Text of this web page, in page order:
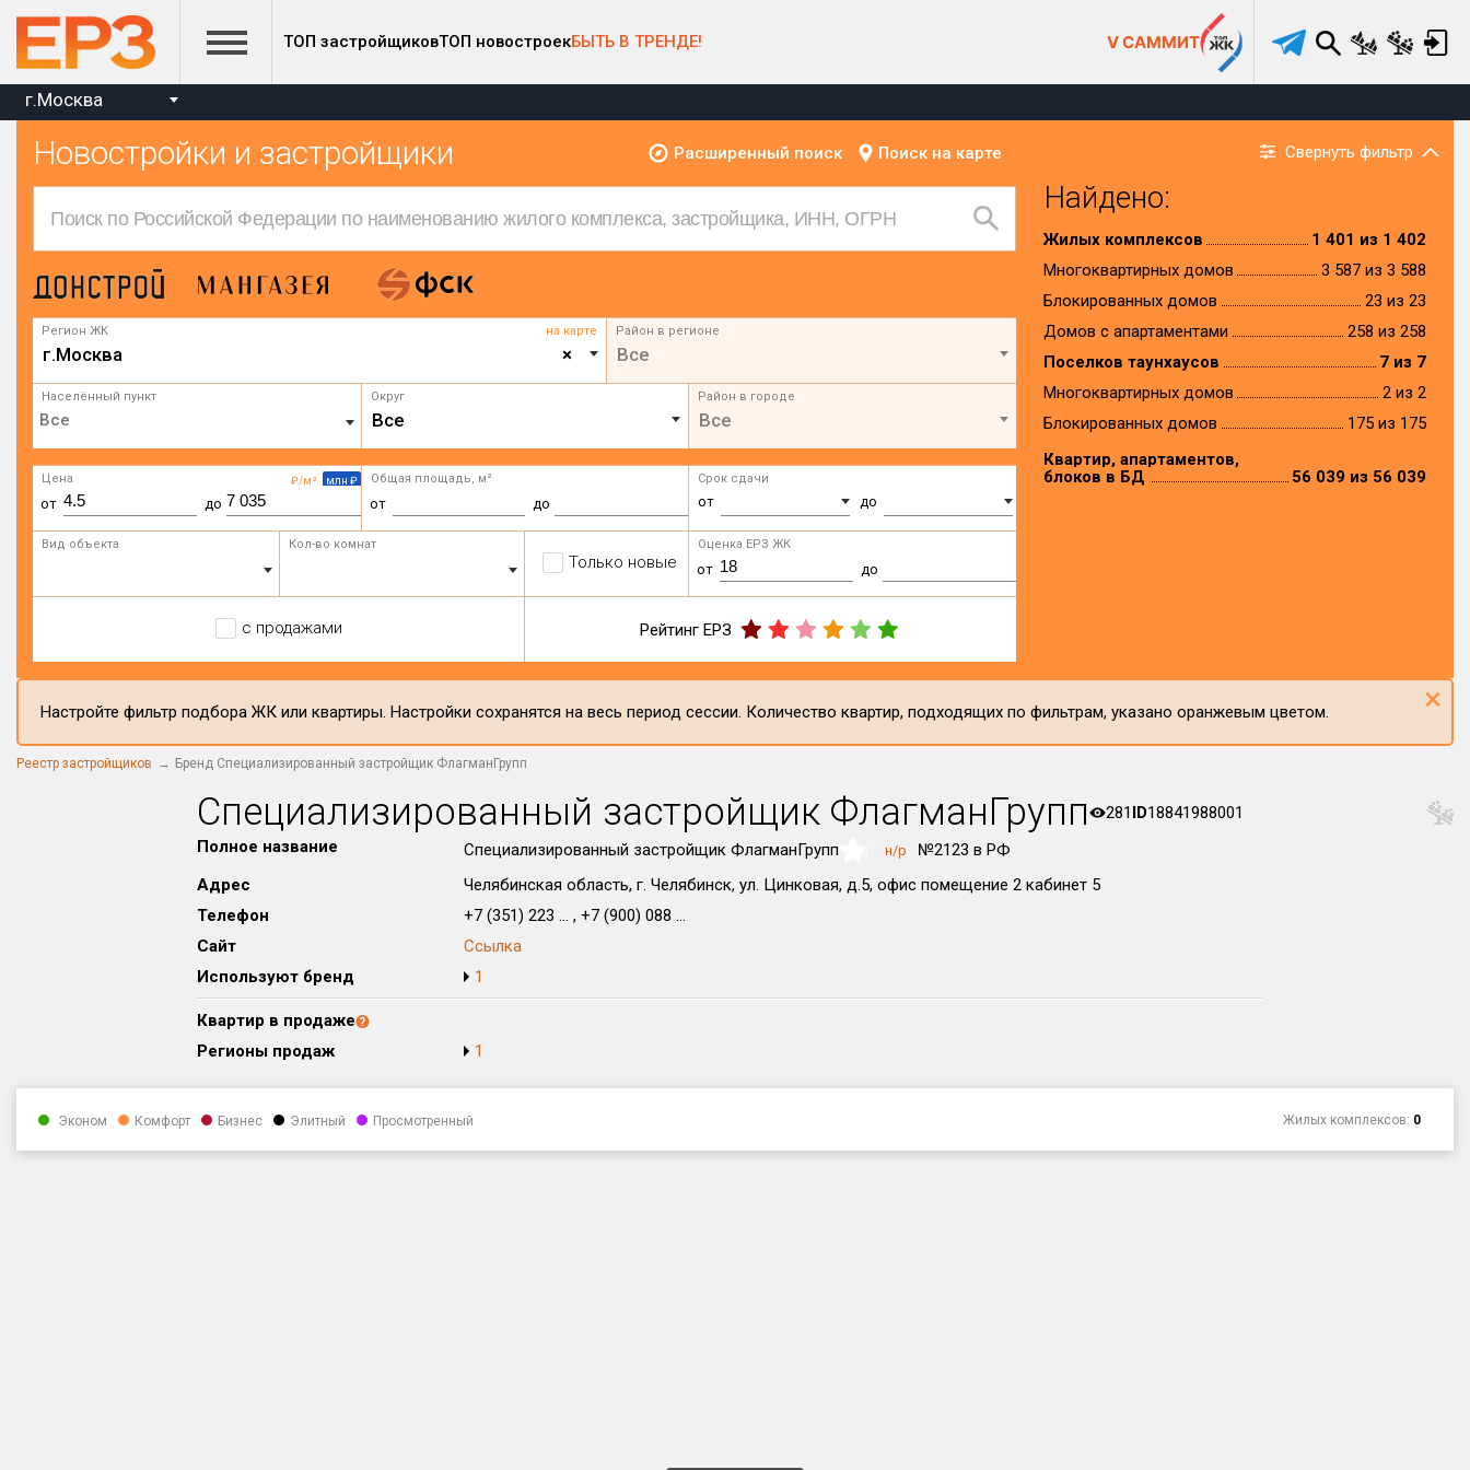
ТОП застройщиковТОП новостроекБЫТЬ В ТРЕНДЕ! V САММИТ
г.Москва
Новостройки и застройщики Расширенный поиск Поиск на карте Свернуть фильтр
Регион ЖК на карте
×
г.Москва
Район в регионе
Все
Населённый пункт Округ
Все
Район в городе
Все
₽/м² млн ₽
Цена
от до
Общая площадь, м²
от до
Срок сдачи
от до
Вид объекта Кол-во комнат
Только новые
Оценка ЕРЗ ЖК
от до
с продажами Рейтинг ЕРЗ
Найдено:
Жилых комплексов
1 401 из 1 402
Многоквартирных домов
3 587 из 3 588
Блокированных домов
23 из 23
Домов с апартаментами
258 из 258
Поселков таунхаусов
7 из 7
Многоквартирных домов
2 из 2
Блокированных домов
175 из 175
Квартир, апартаментов,
блоков в БД
56 039 из 56 039
Настройте фильтр подбора ЖК или квартиры. Настройки сохранятся на весь период сессии. Количество квартир, подходящих по фильтрам, указано оранжевым цветом. ×
Реестр застройщиков Бренд Специализированный застройщик ФлагманГрупп
Специализированный застройщик ФлагманГрупп 281 ID18841988001
Полное название
Специализированный застройщик ФлагманГрупп н/р
№2123 в РФ
Адрес
Челябинская область, г. Челябинск, ул. Цинковая, д.5, офис помещение 2 кабинет 5
Телефон
+7 (351) 223 ... , +7 (900) 088 ...
Сайт
Ссылка
Используют бренд
1
Квартир в продаже
Регионы продаж
1
Эконом Комфорт Бизнес Элитный Просмотренный Жилых комплексов: 0